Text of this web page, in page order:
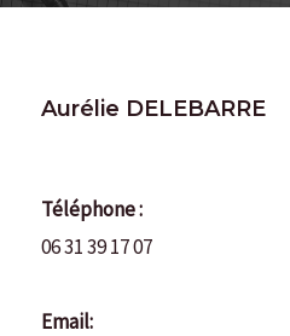
Aurélie DELEBARRE
Téléphone :
06 31 39 17 07
Email: